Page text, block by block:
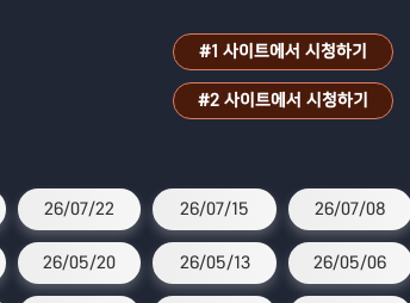
#1 사이트에서 시청하기
#2 사이트에서 시청하기
26/07/22 26/07/15 26/07/08
26/05/20 26/05/13 26/05/06